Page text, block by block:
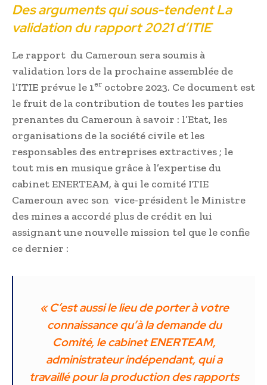
Des arguments qui sous-tendent La
validation du rapport 2021 d’ITIE
Le rapport du Cameroun sera soumis à
validation lors de la prochaine assemblée de
l’ITIE prévue le 1er octobre 2023. Ce document est
le fruit de la contribution de toutes les parties
prenantes du Cameroun à savoir : l’Etat, les
organisations de la société civile et les
responsables des entreprises extractives ; le
tout mis en musique grâce à l’expertise du
cabinet ENERTEAM, à qui le comité ITIE
Cameroun avec son vice-président le Ministre
des mines a accordé plus de crédit en lui
assignant une nouvelle mission tel que le confie
ce dernier :
« C’est aussi le lieu de porter à votre
connaissance qu’à la demande du
Comité, le cabinet ENERTEAM,
administrateur indépendant, qui a
travaillé pour la production des rapports